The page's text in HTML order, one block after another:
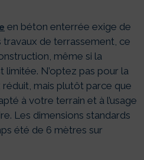
en béton enterrée exige de
de terrassement, ce
même si la
limitée. N’optez pas pour la
mais plutôt parce que
à votre terrain et à l’usage
Les dimensions standards
été de 6 mètres sur